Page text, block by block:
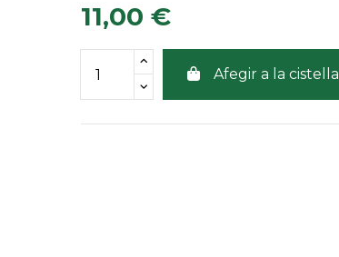
11,00 €
Afegir a la cistella